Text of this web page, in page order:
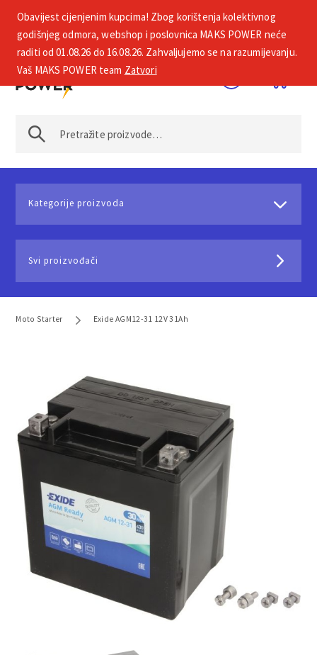
+385 1 2002 575
Kategorije proizvoda
Svi proizvođači
Moto Starter Exide AGM12-31 12V 31Ah
Obavijest cijenjenim kupcima! Zbog korištenja kolektivnog
godišnjeg odmora, webshop i poslovnica MAKS POWER neće
raditi od 01.08.26 do 16.08.26. Zahvaljujemo se na razumijevanju.
Vaš MAKS POWER team Zatvori